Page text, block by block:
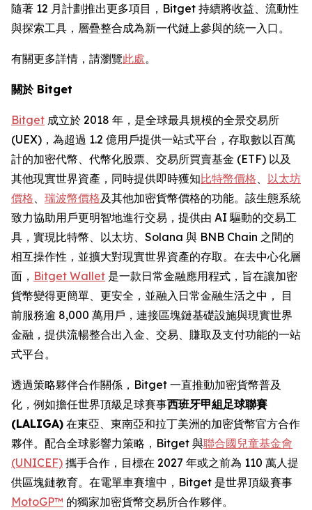
隨著 12 月計劃推出更多項目，Bitget 持續將收益、流動性
與探索工具，層疊整合成為新一代鏈上參與的統一入口。
有關更多詳情，請瀏覽此處。
關於 Bitget
Bitget 成立於 2018 年，是全球最具規模的全景交易所
(UEX)，為超過 1.2 億用戶提供一站式平台，存取數以百萬
計的加密代幣、代幣化股票、交易所買賣基金 (ETF) 以及
其他現實世界資產，同時提供即時獲知比特幣價格、 以太坊
價格、 瑞波幣價格及其他加密貨幣價格的功能。該生態系統
致力協助用戶更明智地進行交易，提供由 AI 驅動的交易工
具，實現比特幣、以太坊、Solana 與 BNB Chain 之間的
相互操作性，並擴大對現實世界資產的存取。在去中心化層
面， Bitget Wallet 是一款日常金融應用程式，旨在讓加密
貨幣變得更簡單、更安全，並融入日常金融生活之中， 目
前服務逾 8,000 萬用戶，連接區塊鏈基礎設施與現實世界
金融，提供流暢整合出入金、交易、賺取及支付功能的一站
式平台。
透過策略夥伴合作關係，Bitget 一直推動加密貨幣普及
化，例如擔任世界頂級足球賽事西班牙甲組足球聯賽
(LALIGA) 在東亞、東南亞和拉丁美洲的加密貨幣官方合作
夥伴。配合全球影響力策略，Bitget 與聯合國兒童基金會
(UNICEF) 攜手合作，目標在 2027 年或之前為 110 萬人提
供區塊鏈教育。在電單車賽壇中，Bitget 是世界頂級賽事
MotoGP™ 的獨家加密貨幣交易所合作夥伴。